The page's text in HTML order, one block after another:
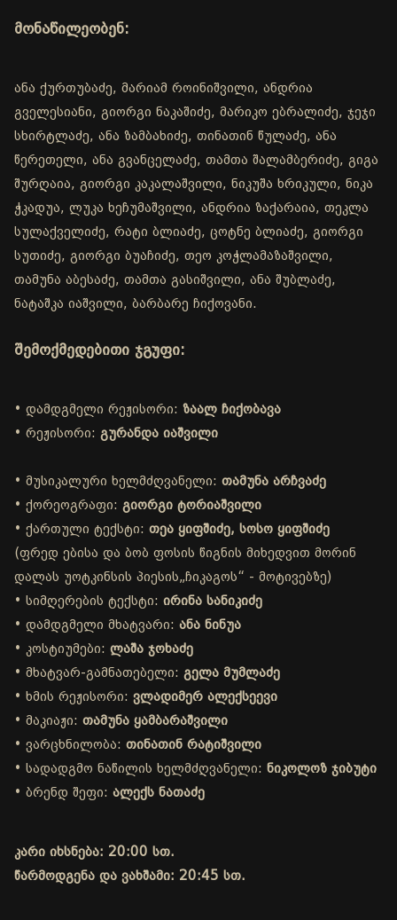
მონაწილეობენ:
ანა ქურთუბაძე, მარიამ როინიშვილი, ანდრია
გველესიანი, გიორგი ნაკაშიძე, მარიკო ებრალიძე, ჯეჯი
სხირტლაძე, ანა ზამბახიძე, თინათინ წულაძე, ანა
წერეთელი, ანა გვანცელაძე, თამთა შალამბერიძე, გიგა
შურღაია, გიორგი კაკალაშვილი, ნიკუშა ხრიკული, ნიკა
ჭკადუა, ლუკა ხეჩუმაშვილი, ანდრია ზაქარაია, თეკლა
სულაქველიძე, რატი ბლიაძე, ცოტნე ბლიაძე, გიორგი
სუთიძე, გიორგი ბუაჩიძე, თეო კოჭლამაზაშვილი,
თამუნა აბესაძე, თამთა გასიშვილი, ანა შუბლაძე,
ნატაშკა იაშვილი, ბარბარე ჩიქოვანი.
შემოქმედებითი ჯგუფი:
• დამდგმელი რეჟისორი: ზაალ ჩიქობავა
• რეჟისორი: გურანდა იაშვილი
• მუსიკალური ხელმძღვანელი: თამუნა არჩვაძე
• ქორეოგრაფი: გიორგი ტორიაშვილი
• ქართული ტექსტი: თეა ყიფშიძე, სოსო ყიფშიძე
(ფრედ ებისა და ბობ ფოსის წიგნის მიხედვით მორინ
დალას უოტკინსის პიესის„ჩიკაგოს“ - მოტივებზე)
• სიმღერების ტექსტი: ირინა სანიკიძე
• დამდგმელი მხატვარი: ანა ნინუა
• კოსტიუმები: ლაშა ჯოხაძე
• მხატვარ-გამნათებელი: გელა მუმლაძე
• ხმის რეჟისორი: ვლადიმერ ალექსეევი
• მაკიაჟი: თამუნა ყამბარაშვილი
• ვარცხნილობა: თინათინ რატიშვილი
• სადადგმო ნაწილის ხელმძღვანელი: ნიკოლოზ ჯიბუტი
• ბრენდ შეფი: ალექს ნათაძე
კარი იხსნება: 20:00 სთ.
წარმოდგენა და ვახშამი: 20:45 სთ.